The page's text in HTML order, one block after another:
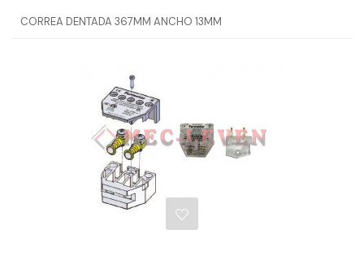
CORREA DENTADA 367MM ANCHO 13MM